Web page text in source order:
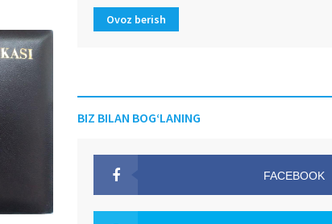
Ovoz berish
BIZ BILAN BOG‘LANING
FACEBOOK